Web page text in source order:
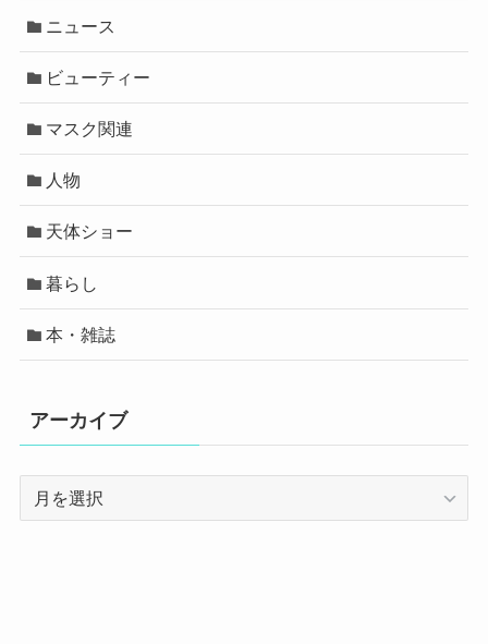
ニュース
ビューティー
マスク関連
人物
天体ショー
暮らし
本・雑誌
アーカイブ